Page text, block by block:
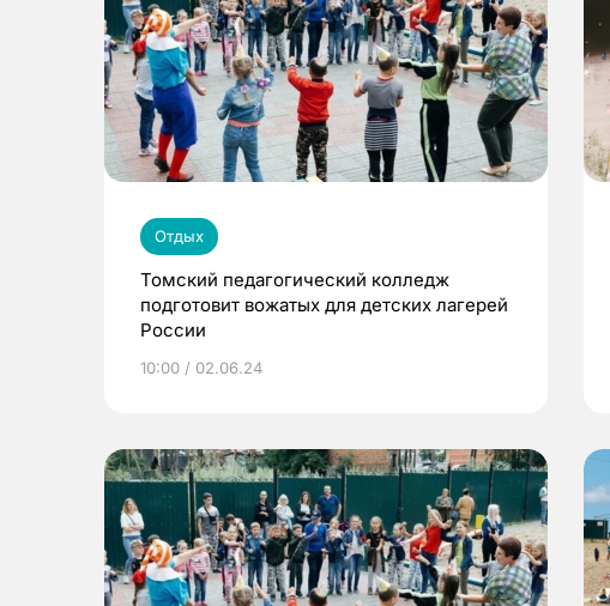
Отдых
Томский педагогический колледж
подготовит вожатых для детских лагерей
России
10:00 / 02.06.24